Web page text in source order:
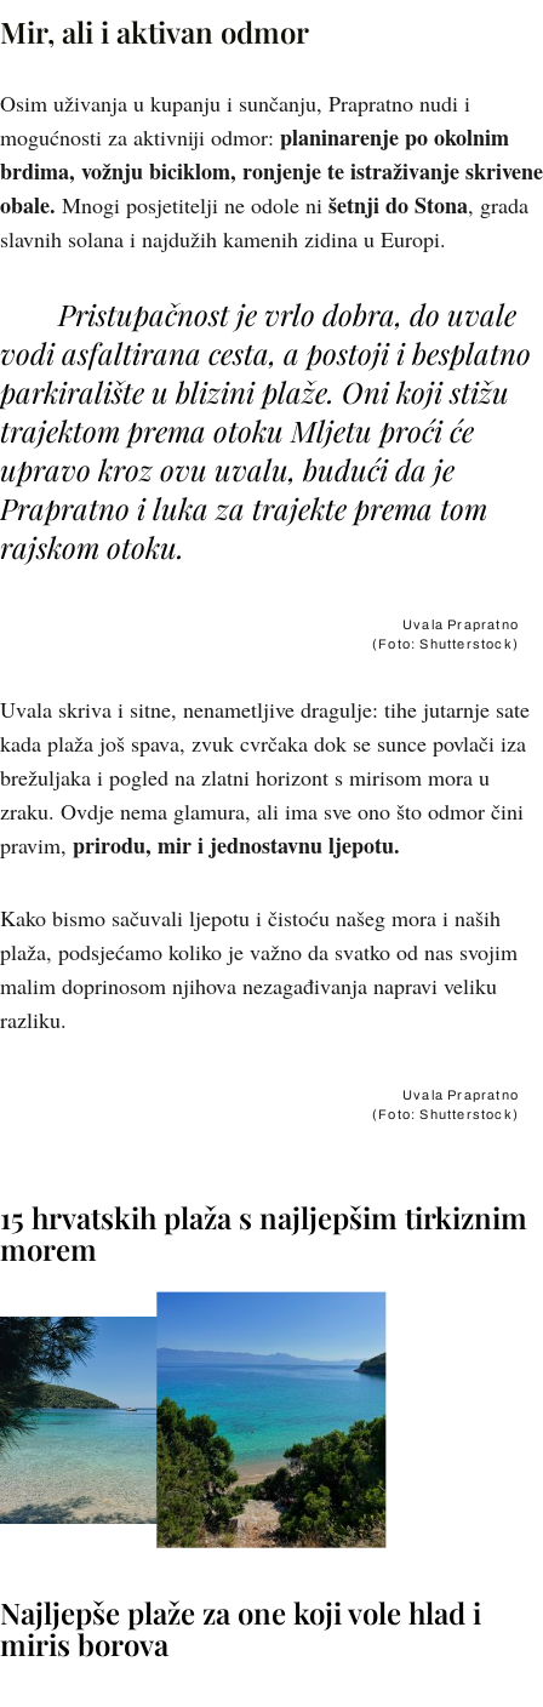
Mir, ali i aktivan odmor
Osim uživanja u kupanju i sunčanju, Prapratno nudi i
mogućnosti za aktivniji odmor: planinarenje po okolnim
brdima, vožnju biciklom, ronjenje te istraživanje skrivene
obale. Mnogi posjetitelji ne odole ni šetnji do Stona, grada
slavnih solana i najdužih kamenih zidina u Europi.
Pristupačnost je vrlo dobra, do uvale
vodi asfaltirana cesta, a postoji i besplatno
parkiralište u blizini plaže. Oni koji stižu
trajektom prema otoku Mljetu proći će
upravo kroz ovu uvalu, budući da je
Prapratno i luka za trajekte prema tom
rajskom otoku.
Uvala Prapratno
(Foto: Shutterstock)
Uvala skriva i sitne, nenametljive dragulje: tihe jutarnje sate
kada plaža još spava, zvuk cvrčaka dok se sunce povlači iza
brežuljaka i pogled na zlatni horizont s mirisom mora u
zraku. Ovdje nema glamura, ali ima sve ono što odmor čini
pravim, prirodu, mir i jednostavnu ljepotu.
Kako bismo sačuvali ljepotu i čistoću našeg mora i naših
plaža, podsjećamo koliko je važno da svatko od nas svojim
malim doprinosom njihova nezagađivanja napravi veliku
razliku.
Uvala Prapratno
(Foto: Shutterstock)
15 hrvatskih plaža s najljepšim tirkiznim
morem
Najljepše plaže za one koji vole hlad i
miris borova